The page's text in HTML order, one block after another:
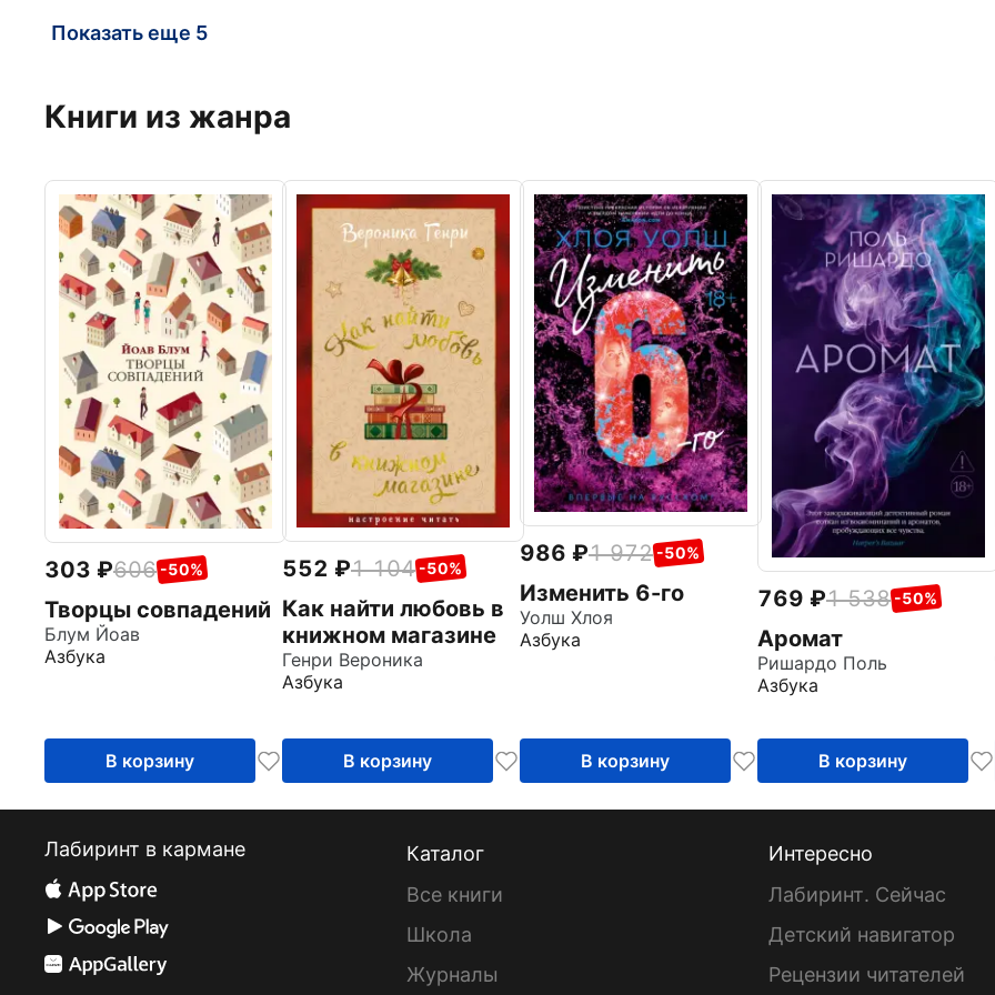
Показать еще 5
Книги из жанра
303 606 -50%
Творцы совпадений
Блум Йоав
Азбука
В корзину
552 1 104 -50%
Как найти любовь в
книжном магазине
Генри Вероника
Азбука
В корзину
986 1 972 -50%
Изменить 6-го
Уолш Хлоя
Азбука
В корзину
769 1 538 -50%
Аромат
Ришардо Поль
Азбука
В корзину
Лабиринт в кармане
Каталог
Все книги
Школа
Журналы
Интересно
Лабиринт. Сейчас
Детский навигатор
Рецензии читателей